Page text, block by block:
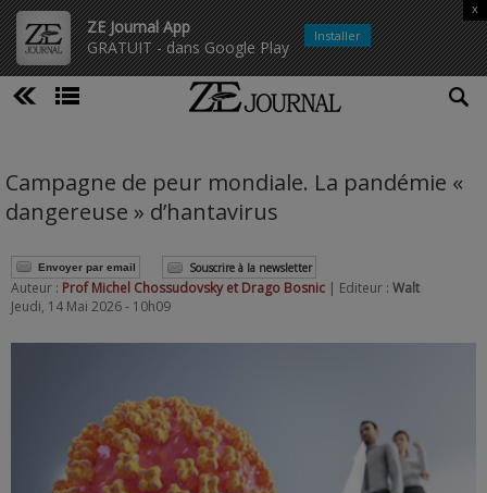
ZE Journal App
GRATUIT - dans Google Play
x
Installer
Campagne de peur mondiale. La pandémie «
dangereuse » d’hantavirus
Envoyer par email Souscrire à la newsletter
Auteur : Prof Michel Chossudovsky et Drago Bosnic | Editeur : Walt
Jeudi, 14 Mai 2026 - 10h09